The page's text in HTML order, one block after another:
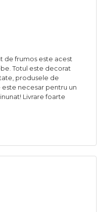
de frumos este acest
Totul este decorat
produsele de
necesar pentru un
Livrare foarte